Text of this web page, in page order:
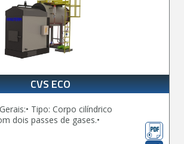
CVS ECO
Tipo: Corpo cilíndrico
dois passes de gases.•